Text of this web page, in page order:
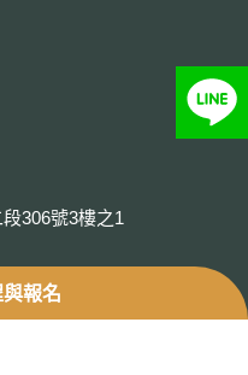
306號3樓之1
報名